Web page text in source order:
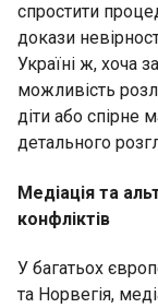
спростити
докази
Україні ж, хоча
можливість
діти або
детального
Медіація та
конфліктів
У багатьох
та Норвегія,